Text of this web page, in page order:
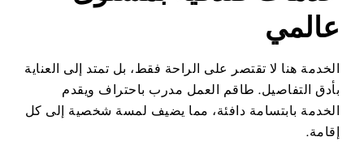
عالمي
الخدمة هنا لا تقتصر على الراحة فقط، بل تمتد إلى العناية
بأدق التفاصيل. طاقم العمل مدرب باحتراف ويقدم
الخدمة بابتسامة دافئة، مما يضيف لمسة شخصية إلى كل
إقامة.